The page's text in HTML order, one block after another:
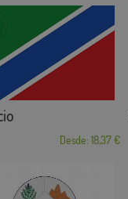
Desde: 18,37 €